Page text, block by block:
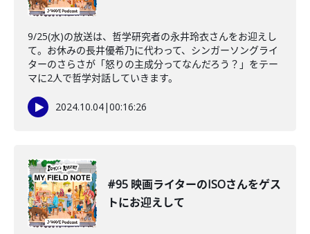
9/25(水)の放送は、哲学研究者の永井玲衣さんをお迎えし
て。お休みの長井優希乃に代わって、シンガーソングライ
ターのさらさが「怒りの主成分ってなんだろう？」をテー
マに2人で哲学対話していきます。
2024.10.04|00:16:26
#95 映画ライターのISOさんをゲス
トにお迎えして